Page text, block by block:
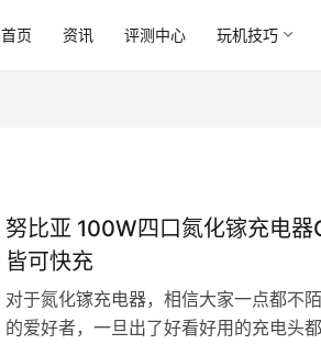
首页 资讯 评测中心 玩机技巧
努比亚 100W四口氮化镓充电
皆可快充
对于氮化镓充电器，相信大家一点都不
的爱好者，一旦出了好看好用的充电头